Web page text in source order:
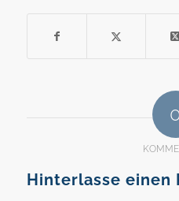
Hinterlasse einen